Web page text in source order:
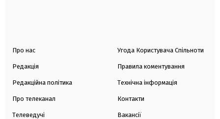
Про нас
Редакція
Редакційна політика
Про телеканал
Телеведучі
Угода Користувача Спільноти
Правила коментування
Технічна інформація
Контакти
Вакансії